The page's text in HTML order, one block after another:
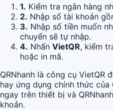
1. Kiểm tra ngân hàng
2. Nhập số tài khoản
3. Nhập số tiền muốn
chuyển sẽ tự nhập.
4. Nhấn VietQR, kiểm
hoặc in mã.
QRNhanh là công cụ VietQR
hay ứng dụng chính thức của
ngay trên thiết bị và
khoản.